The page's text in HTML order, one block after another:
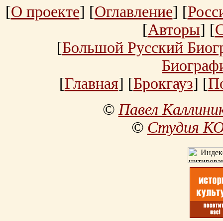
[О проекте] [Оглавление] [
[Авторы] [
[Большой Русский
[Главная] [Брокгауз] [
©Павел
© Студия